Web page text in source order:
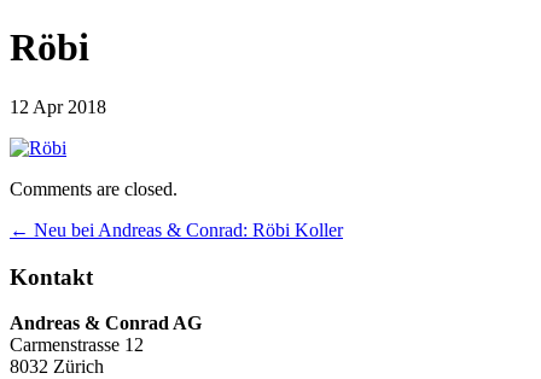
Röbi
12 Apr 2018
Comments are closed.
← Neu bei Andreas & Conrad: Röbi Koller
Kontakt
Andreas & Conrad AG
Carmenstrasse 12
8032 Zürich